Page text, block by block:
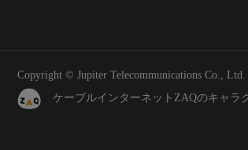
Copyright © Jupiter Telecommunications Co., Ltd.
ケーブルインターネットZAQのキャラ